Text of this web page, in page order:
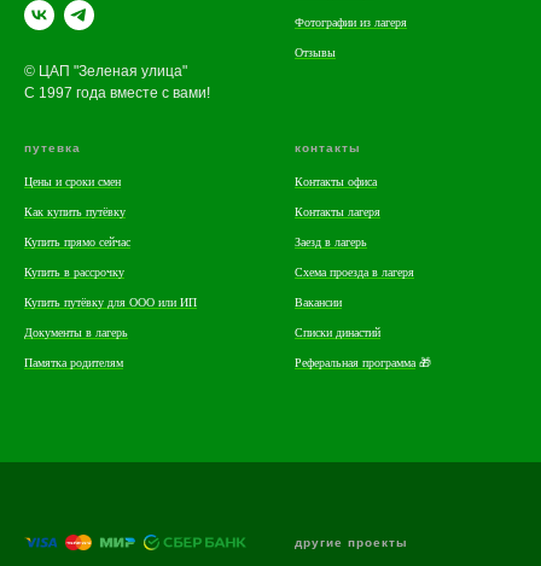
© ЦАП "Зеленая улица"
С 1997 года вместе с вами!
Фотографии из лагеря
Отзывы
путевка
Цены и сроки смен
Как купить путёвку
Купить прямо сейчас
Купить в рассрочку
Купить путёвку для ООО или ИП
Документы в лагерь
Памятка родителям
контакты
Контакты офиса
Контакты лагеря
Заезд в лагерь
Схема проезда в лагеря
Вакансии
Списки династий
Реферальная программа 🎁
другие проекты